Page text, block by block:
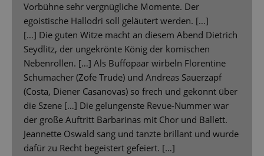
Vorbühne sehr vergnügliche Momente. Der
egoistische Hallodri soll geläutert werden. […]
[…] Die guten Witze macht an diesem Abend Dietrich
Seydlitz, der ungekrönte König der komischen
Nebenrollen. […] Als Buffopaar wirbeln Florentine
Schumacher (Zofe Trude) und Andreas Sauerzapf
(Costa, Diener Casanovas) so frech und gekonnt über
die Szene […] Die gelungenste Revue-Nummer war
der große Auftritt Barbarinas mit Chor und Ballett.
Jeannette Oswald sang und tanzte brillant und wurde
dafür zu Recht begeistert gefeiert. […]